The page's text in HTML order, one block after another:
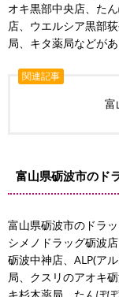
オキ黒部中央店、た
店、ウエルシア黒部
局、キタ薬局などがあ
関連記事
富
富山県砺波市のド
富山県砺波市のドラ
シメノドラッグ砺波
砺波中神店、ALP(ア
局、クスリのアオキ